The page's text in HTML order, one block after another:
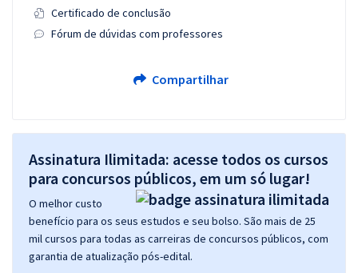
Certificado de conclusão
Fórum de dúvidas com professores
Compartilhar
Assinatura Ilimitada: acesse todos os cursos
para concursos públicos, em um só lugar!
O melhor custo
benefício para os seus estudos e seu bolso. São mais de 25
mil cursos para todas as carreiras de concursos públicos, com
garantia de atualização pós-edital.